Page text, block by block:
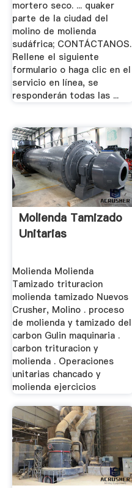
mortero seco. ... quaker
parte de la ciudad del
molino de molienda
sudáfrica; CONTÁCTANOS.
Rellene el siguiente
formulario o haga clic en el
servicio en línea, se
responderán todas las ...
Molienda Tamizado
Unitarias
Molienda Molienda
Tamizado trituracion
molienda tamizado Nuevos
Crusher, Molino . proceso
de molienda y tamizado del
carbon Gulin maquinaria .
carbon trituracion y
molienda . Operaciones
unitarias chancado y
molienda ejercicios